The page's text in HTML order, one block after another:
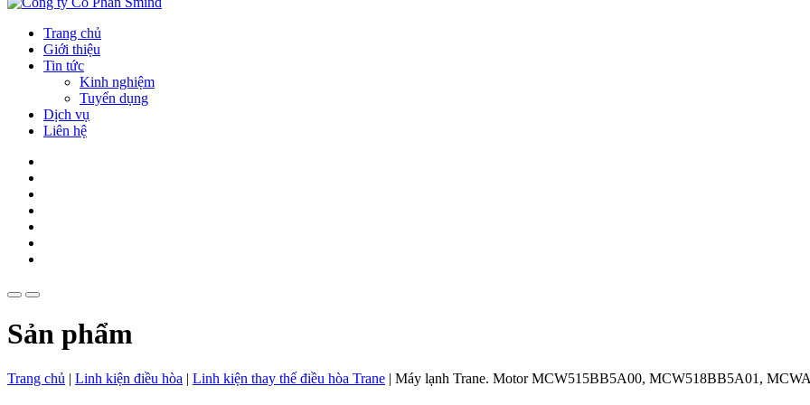
Trang chủ
Giới thiệu
Tin tức
Kinh nghiệm
Tuyển dụng
Dịch vụ
Liên hệ
Sản phẩm
Trang chủ | Linh kiện điều hòa | Linh kiện thay thế điều hòa Trane | Máy lạnh Trane. Motor MCW515BB5A00, MCW518BB5A01,